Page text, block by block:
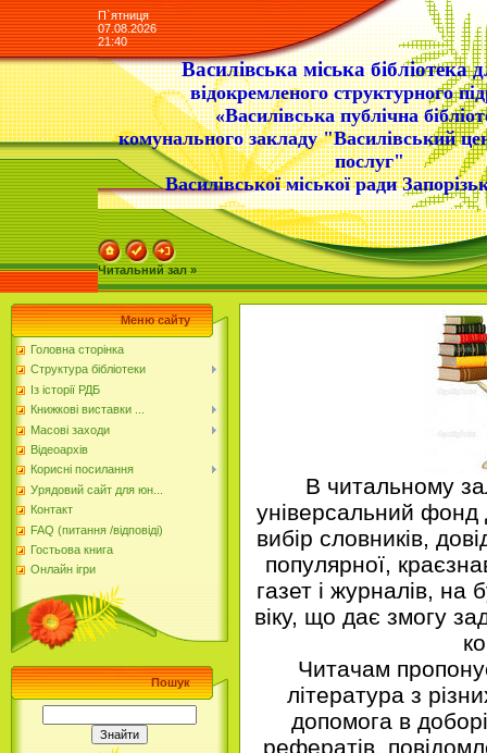
П`ятниця
07.08.2026
21:40
Василівська міська бібліотека
відокремленого структурного
«Василівська публічна
комунального закладу "Василівський
послуг"
Василівської міської ради
Читальний зал »
Меню сайту
Головна сторінка
Структура бібліотеки
Із історії РДБ
Книжкові виставки ...
Масові заходи
Відеоархів
Корисні посилання
Урядовий сайт для юн...
Контакт
FAQ (питання /відповіді)
Гостьова книга
Онлайн ігри
Пошук
В читальному
універсальний фонд
вибір словників,
популярної,
газет і журналів, на
віку, що дає змогу
Читачам
література з
допомога в
рефератів,